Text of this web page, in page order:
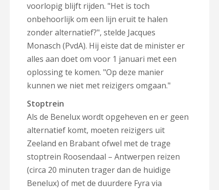
voorlopig blijft rijden. "Het is toch
onbehoorlijk om een lijn eruit te halen
zonder alternatief?", stelde Jacques
Monasch (PvdA). Hij eiste dat de minister er
alles aan doet om voor 1 januari met een
oplossing te komen. "Op deze manier
kunnen we niet met reizigers omgaan."
Stoptrein
Als de Benelux wordt opgeheven en er geen
alternatief komt, moeten reizigers uit
Zeeland en Brabant ofwel met de trage
stoptrein Roosendaal – Antwerpen reizen
(circa 20 minuten trager dan de huidige
Benelux) of met de duurdere Fyra via